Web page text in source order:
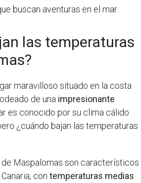
buscan aventuras en el mar.
las temperaturas
maravilloso situado en la costa
de una impresionante
es conocido por su clima cálido
¿cuándo bajan las temperaturas
Maspalomas son característicos
con temperaturas medias